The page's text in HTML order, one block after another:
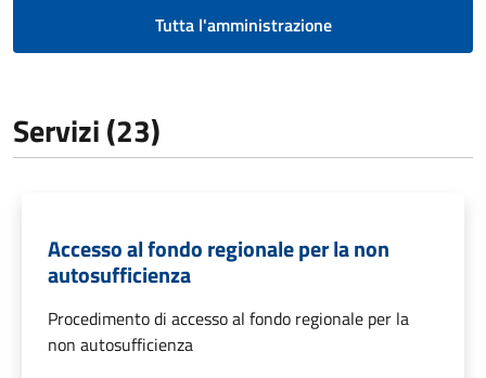
Tutta l'amministrazione
Servizi (23)
Accesso al fondo regionale per la non
autosufficienza
Procedimento di accesso al fondo regionale per la
non autosufficienza